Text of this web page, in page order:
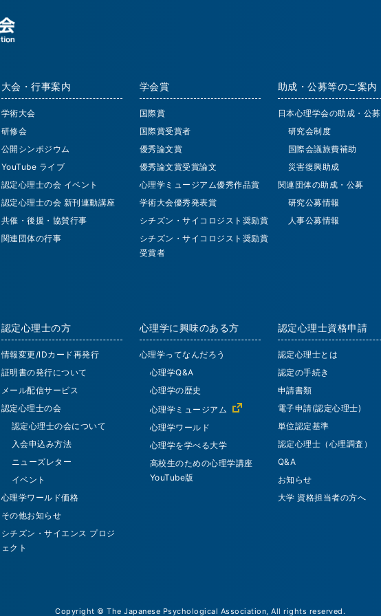
大会・行事案内
学術大会
研修会
公開シンポジウム
YouTube ライブ
認定心理士の会 イベント
認定心理士の会 新刊連動講座
共催・後援・協賛行事
関連団体の行事
学会賞
国際賞
国際賞受賞者
優秀論文賞
優秀論文賞受賞論文
心理学ミュージアム優秀作品賞
学術大会優秀発表賞
シチズン・サイコロジスト奨励賞
シチズン・サイコロジスト奨励賞
受賞者
助成・公募等のご案内
日本心理学会の助成・公募
研究会制度
国際会議旅費補助
災害復興助成
関連団体の助成・公募
研究公募情報
人事公募情報
認定心理士の方
情報変更/IDカード再発行
証明書の発行について
メール配信サービス
認定心理士の会
認定心理士の会について
入会申込み方法
ニューズレター
イベント
心理学ワールド価格
その他お知らせ
シチズン・サイエンス プロジ
ェクト
心理学に興味のある方
心理学ってなんだろう
心理学Q&A
心理学の歴史
心理学ミュージアム
心理学ワールド
心理学を学べる大学
高校生のための心理学講座
YouTube版
認定心理士資格申請
認定心理士とは
認定の手続き
申請書類
電子申請(認定心理士)
単位認定基準
認定心理士（心理調査）
Q&A
お知らせ
大学 資格担当者の方へ
Copyright © The Japanese Psychological Association, All rights reserved.